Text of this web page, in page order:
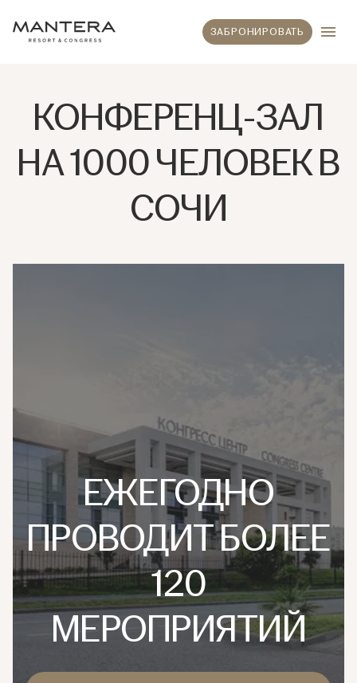
ЗАБРОНИРОВАТЬ
КОНФЕРЕНЦ-ЗАЛ
НА 1000 ЧЕЛОВЕК В
СОЧИ
ЕЖЕГОДНО
ПРОВОДИТ БОЛЕЕ
120
МЕРОПРИЯТИЙ